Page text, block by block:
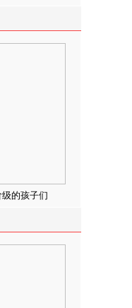
的孩子们